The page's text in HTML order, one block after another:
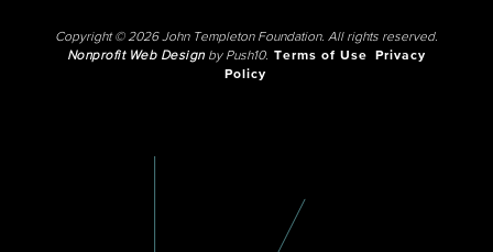
Copyright © 2026 John Templeton Foundation. All rights reserved.
Nonprofit Web Designby Push10. Terms of Use
Privacy
Policy